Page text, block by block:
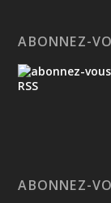
ABONNEZ-
ABONNEZ-